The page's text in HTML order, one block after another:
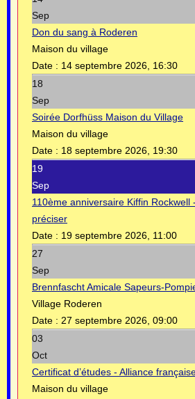
Sep
Don du sang à Roderen
Maison du village
Date : 14 septembre 2026, 16:30
18
Sep
Soirée Dorfhüss Maison du Village
Maison du village
Date : 18 septembre 2026, 19:30
19
Sep
110ème anniversaire Kiffin Rockwell
préciser
Date : 19 septembre 2026, 11:00
27
Sep
Brennfascht Amicale Sapeurs-
Village Roderen
Date : 27 septembre 2026, 09:00
03
Oct
Certificat d’études - Alliance
Maison du village